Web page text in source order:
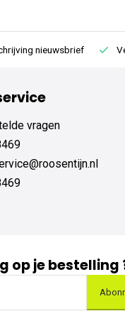
nieuwsbrief
vragen
op je bestelling